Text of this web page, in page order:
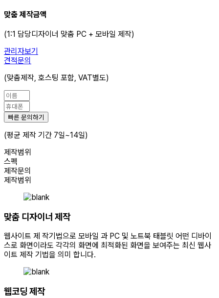
맞춤 제작금액
(1:1 담당디자이너 맞춤 PC + 모바일 제작)
관리자보기
견적문의
(맞춤제작, 호스팅 포함, VAT별도)
빠른 문의하기
(평균 제작 기간 7일~14일)
제작범위
스펙
제작문의
제작범위
맞춤 디자이너 제작
웹사이트 제 작기법으로 모바일 과 PC 및 노트북 태블릿 어떤 디바이
스로 화면이라도 각각의 화면에 최적화된 화면을 보여주는 최신 웹사
이트 제작 기법을 의미 합니다.
웹코딩 제작